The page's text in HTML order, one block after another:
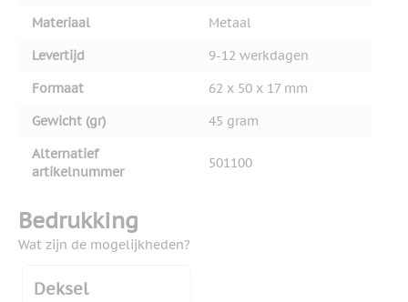
Materiaal
Metaal
Levertijd
9-12 werkdagen
Formaat
62 x 50 x 17 mm
Gewicht (gr)
45 gram
Alternatief
artikelnummer
501100
Bedrukking
Wat zijn de mogelijkheden?
Deksel